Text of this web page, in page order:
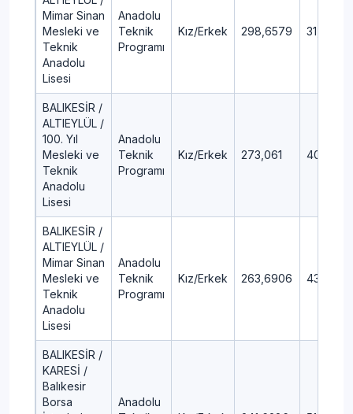
Mimar Sinan
Mesleki ve
Teknik
Anadolu
Lisesi
Anadolu
Teknik
Programı
Kız/Erkek 298,6579 31,94
BALIKESİR /
ALTIEYLÜL /
100. Yıl
Mesleki ve
Teknik
Anadolu
Lisesi
Anadolu
Teknik
Programı
Kız/Erkek 273,061 40,4
BALIKESİR /
ALTIEYLÜL /
Mimar Sinan
Mesleki ve
Teknik
Anadolu
Lisesi
Anadolu
Teknik
Programı
Kız/Erkek 263,6906 43,76
BALIKESİR /
KARESİ /
Balıkesir
Borsa
Anadolu